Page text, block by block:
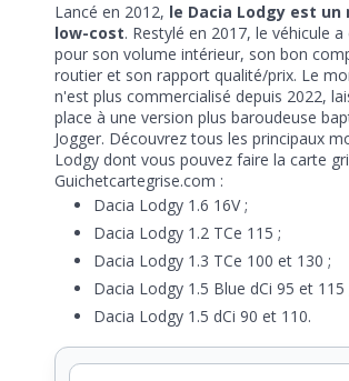
Lancé en 2012, le Dacia Lodgy est un
low-cost. Restylé en 2017, le véhicule a
pour son volume intérieur, son bon
routier et son rapport qualité/prix. Le
n'est plus commercialisé depuis 2022,
place à une version plus baroudeuse
Jogger. Découvrez tous les principaux
Lodgy dont vous pouvez faire la carte
Guichetcartegrise.com :
Dacia Lodgy 1.6 16V ;
Dacia Lodgy 1.2 TCe 115 ;
Dacia Lodgy 1.3 TCe 100 et 130 ;
Dacia Lodgy 1.5 Blue dCi 95 et 115
Dacia Lodgy 1.5 dCi 90 et 110.